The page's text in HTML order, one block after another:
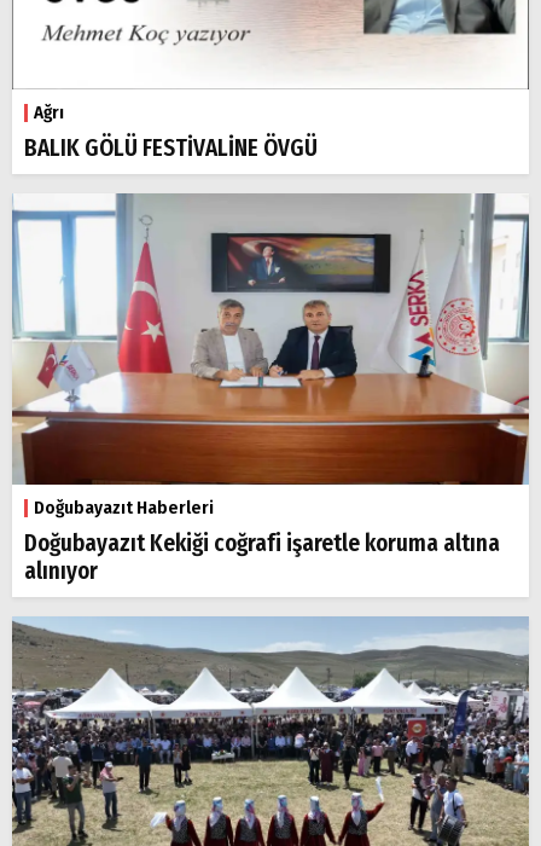
Ağrı
BALIK GÖLÜ FESTİVALİNE ÖVGÜ
Doğubayazıt Haberleri
Doğubayazıt Kekiği coğrafi işaretle koruma altına
alınıyor